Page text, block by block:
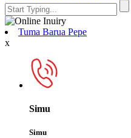
Tuma Barua Pepe
x
Simu
Simu